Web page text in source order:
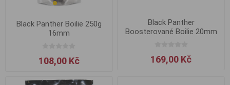
Black Panther Boilie 250g
16mm
108,00 Kč
Black Panther
Boosterované Boilie 20mm
169,00 Kč